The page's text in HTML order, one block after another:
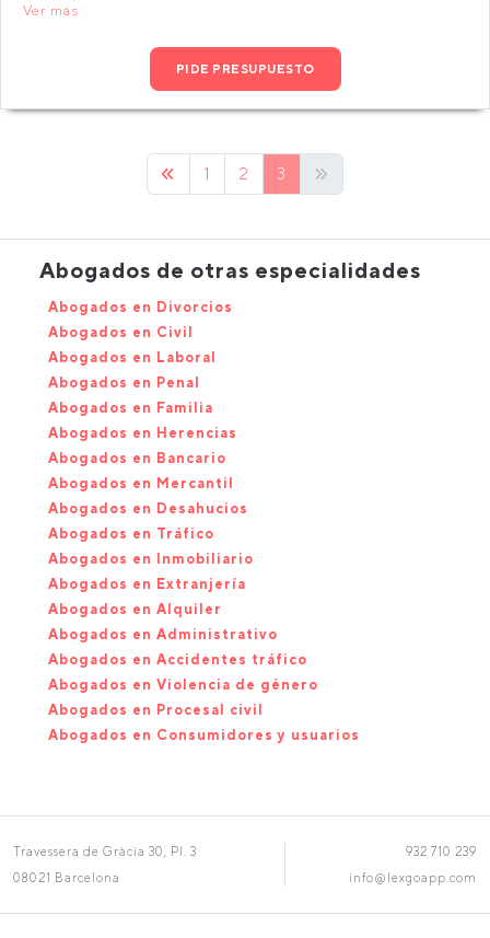
Ver más
PIDE PRESUPUESTO
1 2 3
Abogados de otras especialidades
Abogados en Divorcios
Abogados en Civil
Abogados en Laboral
Abogados en Penal
Abogados en Familia
Abogados en Herencias
Abogados en Bancario
Abogados en Mercantil
Abogados en Desahucios
Abogados en Tráfico
Abogados en Inmobiliario
Abogados en Extranjería
Abogados en Alquiler
Abogados en Administrativo
Abogados en Accidentes tráfico
Abogados en Violencia de género
Abogados en Procesal civil
Abogados en Consumidores y usuarios
Travessera de Gràcia 30, Pl. 3
08021 Barcelona
932 710 239
info@lexgoapp.com